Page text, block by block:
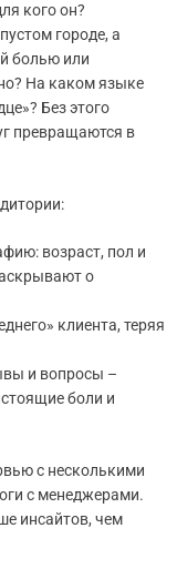
кого он?
городе, а
болью или
На каком языке
Без этого
превращаются в
возраст, пол и
о
клиента, теряя
и вопросы –
боли и
с несколькими
с менеджерами.
инсайтов, чем